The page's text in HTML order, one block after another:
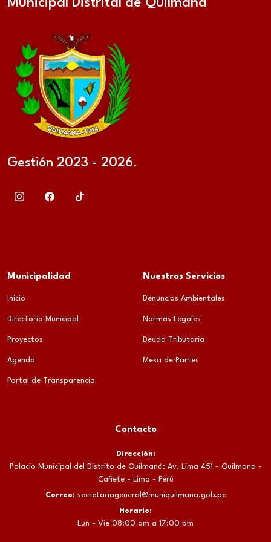
Municipal Distrital de Quilmaná
Gestión 2023 - 2026.
Municipalidad
Inicio
Directorio Municipal
Proyectos
Agenda
Portal de Transparencia
Nuestros Servicios
Denuncias Ambientales
Normas Legales
Deuda Tributaria
Mesa de Partes
Contacto
Dirección:
Palacio Municipal del Distrito de Quilmaná: Av. Lima 451 - Quilmana -
Cañete - Lima - Perú
Correo: secretariageneral@muniquilmana.gob.pe
Horario:
Lun - Vie 08:00 am a 17:00 pm